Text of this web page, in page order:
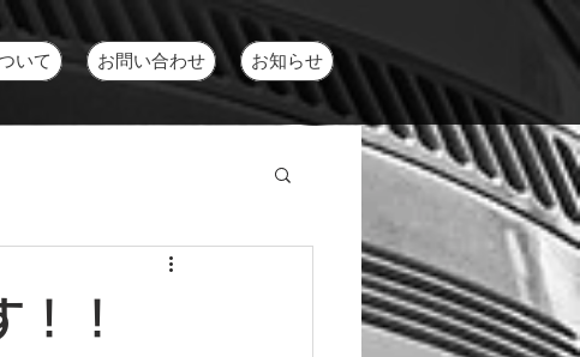
いて お問い合わせ お知らせ
！